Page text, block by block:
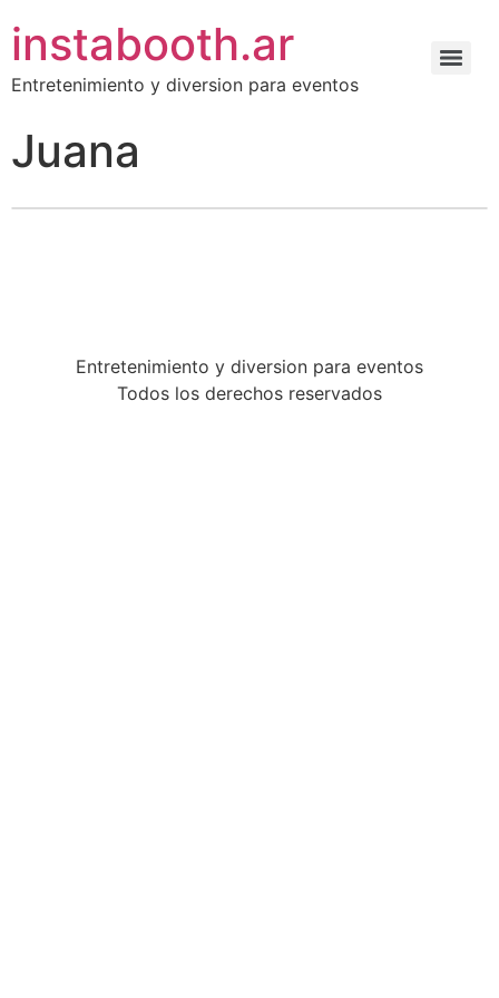
instabooth.ar
Entretenimiento y diversion para eventos
Juana
Entretenimiento y diversion para eventos
Todos los derechos reservados